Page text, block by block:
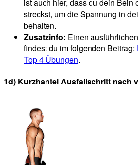
ist auch hier, dass du dein Bein
streckst, um die Spannung in
behalten.
Zusatzinfo: Einen
findest du im folgenden Beitrag:
Top 4 Übungen.
1d) Kurzhantel Ausfallschritt nach